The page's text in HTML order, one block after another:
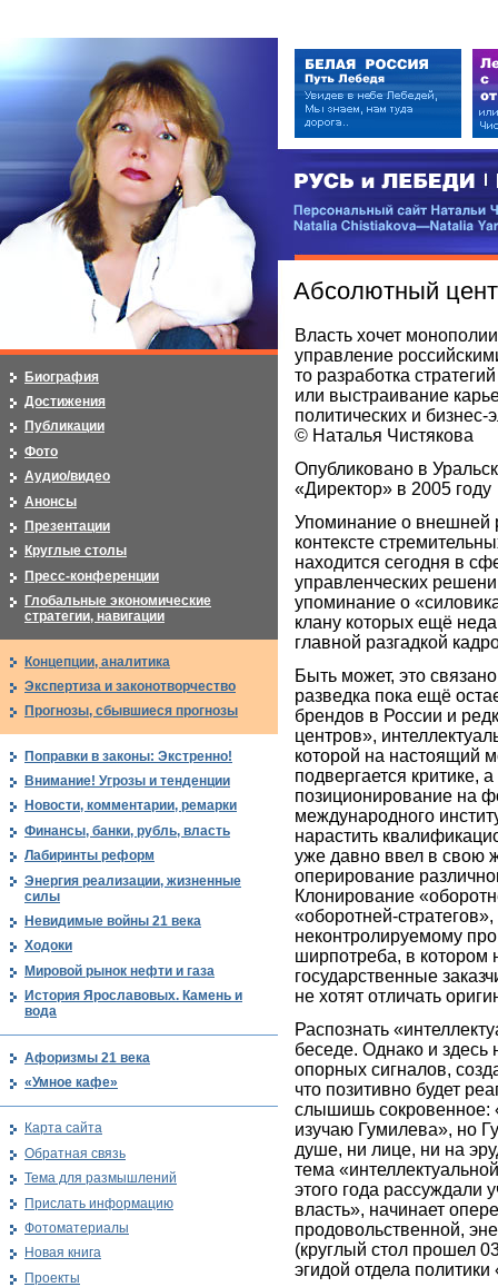
РУСЬ и ЛЕБЕДИ | RUSI —
Персональный сайт Натальи
Абсолютный
Власть хочет
управление
то разработка
или выстраивание
политических и бизнес-
© Наталья Чистякова
Опубликовано в
«Директор» в 2005 году
Упоминание о внешней
контексте
находится сегодня в
управленческих
упоминание о
клану которых ещё
главной разгадкой
Быть может, это
разведка пока ещё
брендов в России и
центров»,
которой на настоящий
подвергается критике,
позиционирование на
международного
нарастить
уже давно ввел в свою
оперирование
Клонирование
«оборотней-
неконтролируемому
ширпотреба, в котором
государственные
не хотят отличать
Распознать
беседе. Однако и здесь
опорных сигналов,
что позитивно будет
слышишь сокровенное:
изучаю Гумилева», но
душе, ни лице, ни на
тема
этого года рассуждали
власть», начинает
продовольственной,
(круглый стол прошел
эгидой отдела
Биография
Достижения
Публикации
Фото
Аудио/видео
Анонсы
Презентации
Круглые столы
Пресс-конференции
Глобальные экономические
стратегии, навигации
Концепции, аналитика
Экспертиза и законотворчество
Прогнозы, сбывшиеся прогнозы
Поправки в законы: Экстренно!
Внимание! Угрозы и тенденции
Новости, комментарии, ремарки
Финансы, банки, рубль, власть
Лабиринты реформ
Энергия реализации, жизненные
силы
Невидимые войны 21 века
Ходоки
Мировой рынок нефти и газа
История Ярославовых. Камень и
вода
Афоризмы 21 века
«Умное кафе»
Карта сайта
Обратная связь
Тема для размышлений
Прислать информацию
Фотоматериалы
Новая книга
Проекты